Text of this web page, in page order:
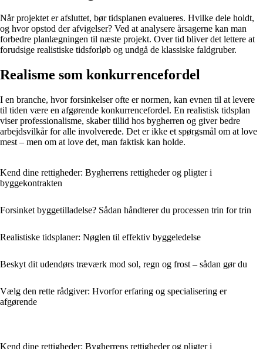
Når projektet er afsluttet, bør tidsplanen evalueres. Hvilke dele holdt,
og hvor opstod der afvigelser? Ved at analysere årsagerne kan man
forbedre planlægningen til næste projekt. Over tid bliver det lettere at
forudsige realistiske tidsforløb og undgå de klassiske faldgruber.
Realisme som konkurrencefordel
I en branche, hvor forsinkelser ofte er normen, kan evnen til at levere
til tiden være en afgørende konkurrencefordel. En realistisk tidsplan
viser professionalisme, skaber tillid hos bygherren og giver bedre
arbejdsvilkår for alle involverede. Det er ikke et spørgsmål om at love
mest – men om at love det, man faktisk kan holde.
Kend dine rettigheder: Bygherrens rettigheder og pligter i
byggekontrakten
Forsinket byggetilladelse? Sådan håndterer du processen trin for trin
Realistiske tidsplaner: Nøglen til effektiv byggeledelse
Beskyt dit udendørs træværk mod sol, regn og frost – sådan gør du
Vælg den rette rådgiver: Hvorfor erfaring og specialisering er
afgørende
Kend dine rettigheder: Bygherrens rettigheder og pligter i